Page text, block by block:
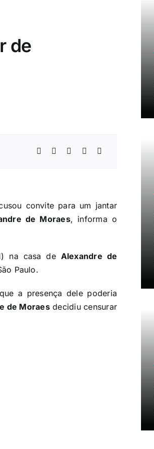
de
convite para um jantar
de Moraes, informa o
na casa de Alexandre de
Paulo.
a presença dele poderia
de Moraesdecidiu censurar